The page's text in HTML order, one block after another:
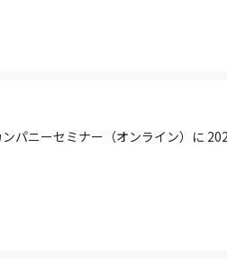
パニーセミナー（オンライン）に